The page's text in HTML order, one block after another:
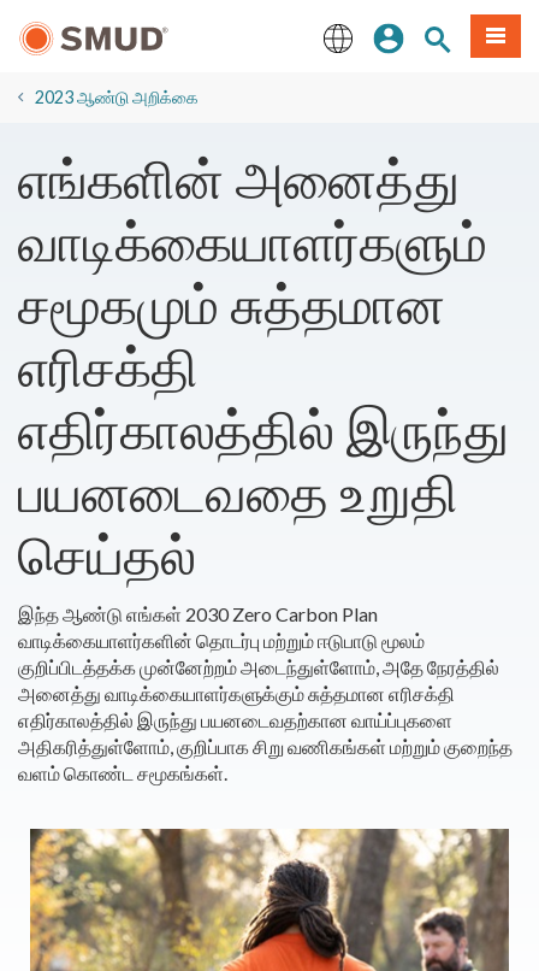
உள்ளடக்கத்திற்கு
உள்நுழையவும்
தளத் தேடல்
2023 ஆண்டு அறிக்கை
எங்களின் அனைத்து
வாடிக்கையாளர்களும்
சமூகமும் சுத்தமான
எரிசக்தி
எதிர்காலத்தில் இருந்து
பயனடைவதை உறுதி
செய்தல்
இந்த ஆண்டு எங்கள் 2030 Zero Carbon Plan
வாடிக்கையாளர்களின் தொடர்பு மற்றும் ஈடுபாடு மூலம்
குறிப்பிடத்தக்க முன்னேற்றம் அடைந்துள்ளோம், அதே நேரத்தில்
அனைத்து வாடிக்கையாளர்களுக்கும் சுத்தமான எரிசக்தி
எதிர்காலத்தில் இருந்து பயனடைவதற்கான வாய்ப்புகளை
அதிகரித்துள்ளோம், குறிப்பாக சிறு வணிகங்கள் மற்றும் குறைந்த
வளம் கொண்ட சமூகங்கள்.